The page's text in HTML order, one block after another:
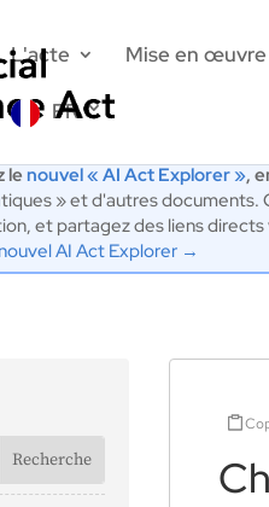
L'acte Mise en œuvre
FR
lenouvel « AI Act Explorer »,
» et d'autres
et partagez des liens
AI Act Explorer →